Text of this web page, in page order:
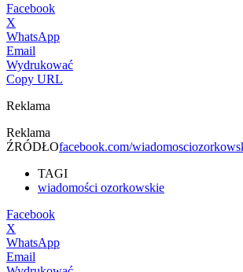
Facebook
X
WhatsApp
Email
Wydrukować
Copy URL
Reklama
Reklama
ŹRÓDŁOfacebook.com/
TAGI
wiadomości ozorkowskie
Facebook
X
WhatsApp
Email